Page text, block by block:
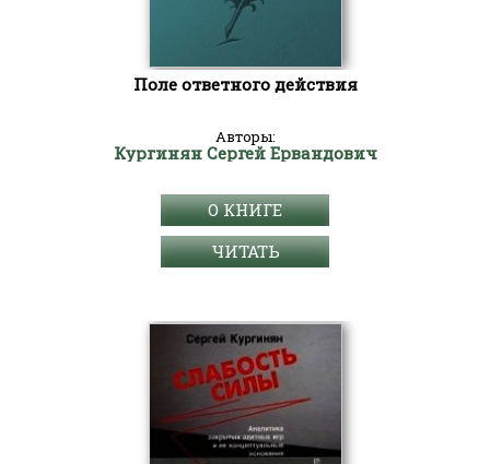
Поле ответного действия
Авторы:
Кургинян Сергей Ервандович
О КНИГЕ
ЧИТАТЬ